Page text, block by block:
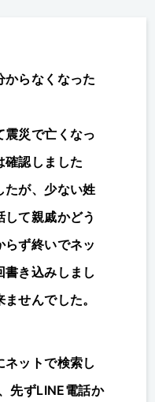
からなくなった
震災で亡くなっ
確認しました
たが、少ない姓
て親戚かどう
ず終いでネッ
書き込みしまし
せんでした。
ネットで検索し
先ずLINE電話か